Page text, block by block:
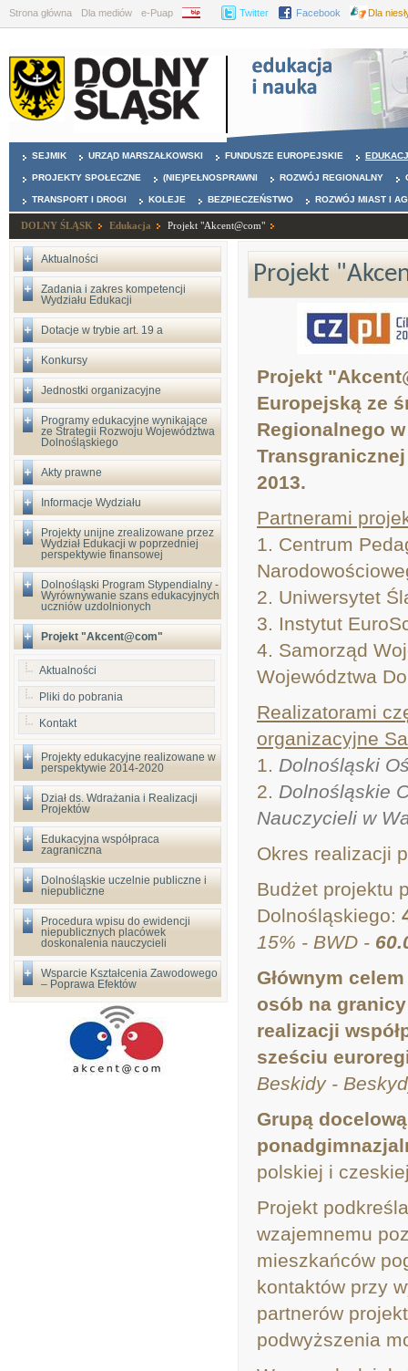
Strona główna Dla mediów e-Puap BIP Twitter Facebook Dla
SEJMIK URZĄD MARSZAŁKOWSKI FUNDUSZE EUROPEJSKIE
PROJEKTY SPOŁECZNE (NIE)PEŁNOSPRAWNI ROZWÓJ REGIONALNY
TRANSPORT I DROGI KOLEJE BEZPIECZEŃSTWO ROZWÓJ MIAST I
DOLNY ŚLĄSK Edukacja Projekt "Akcent@com"
Aktualności
Zadania i zakres kompetencji
Wydziału Edukacji
Dotacje w trybie art. 19 a
Konkursy
Jednostki organizacyjne
Programy edukacyjne wynikające
ze Strategii Rozwoju Województwa
Dolnośląskiego
Akty prawne
Informacje Wydziału
Projekty unijne zrealizowane przez
Wydział Edukacji w poprzedniej
perspektywie finansowej
Dolnośląski Program Stypendialny -
Wyrównywanie szans edukacyjnych
uczniów uzdolnionych
Projekt "Akcent@com"
Aktualności
Pliki do pobrania
Kontakt
Projekty edukacyjne realizowane w
perspektywie 2014-2020
Dział ds. Wdrażania i Realizacji
Projektów
Edukacyjna współpraca
zagraniczna
Dolnośląskie uczelnie publiczne i
niepubliczne
Procedura wpisu do ewidencji
niepublicznych placówek
doskonalenia nauczycieli
Wsparcie Kształcenia Zawodowego
– Poprawa Efektów
Projekt
Projekt
Europejską ze
Regionalnego
2013.
Partnerami
1. Centrum
2. Uniwersytet
3. Instytut
4. Samorząd
Województwa
Realizatorami
organizacyjne
1. Dolnośląski
2. Dolnośląskie
Nauczycieli w
Okres realizacji
Budżet projektu
Dolnośląskiego:
15% - BWD -
Głównym
osób na
realizacji
sześciu
Beskidy -
Grupą
polskiej i
Projekt
wzajemnemu
mieszkańców
kontaktów przy
partnerów
podwyższenia